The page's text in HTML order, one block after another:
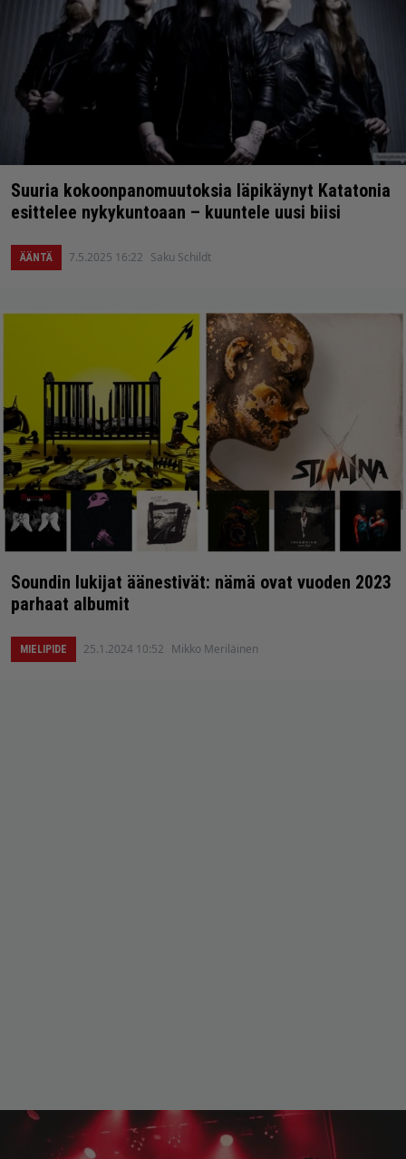
Suuria kokoonpanomuutoksia läpikäynyt Katatonia
esittelee nykykuntoaan – kuuntele uusi biisi
ÄÄNTÄ 7.5.2025 16:22 Saku Schildt
Soundin lukijat äänestivät: nämä ovat vuoden 2023
parhaat albumit
MIELIPIDE 25.1.2024 10:52 Mikko Meriläinen